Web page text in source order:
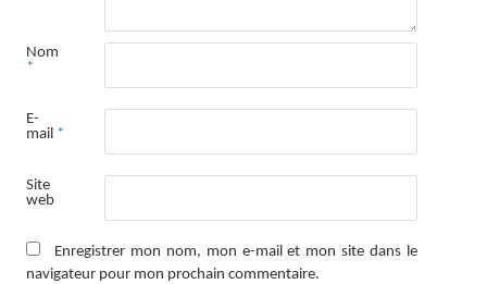
Nom
*
E-
mail *
Site
web
Enregistrer mon nom, mon e-mail et mon site dans le
navigateur pour mon prochain commentaire.